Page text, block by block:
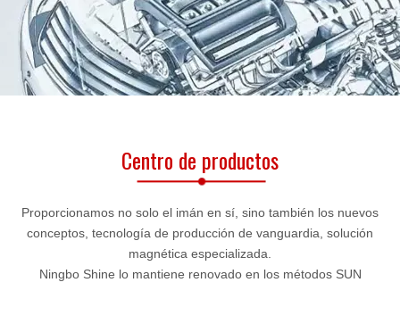
Centro de productos
Proporcionamos no solo el imán en sí, sino también los nuevos
conceptos, tecnología de producción de vanguardia, solución
magnética especializada.
Ningbo Shine lo mantiene renovado en los métodos SUN